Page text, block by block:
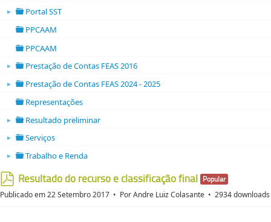
► Portal SST
PPCAAM
PPCAAM
►
folder open
Prestação de Contas FEAS 2016
►
folder open
Prestação de Contas FEAS 2024 - 2025
folder
Representações
► Resultado preliminar
►
folder open
Serviços
► Trabalho e Renda
pdf
Resultado do recurso e classificação final Popular
Publicado em 22 Setembro 2017 PorAndre Luiz Colasante 2934 downloads